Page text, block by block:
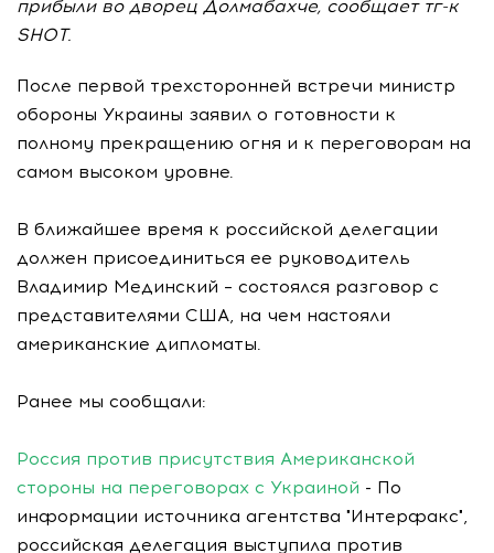
прибыли во дворец Долмабахче, сообщает тг-к
SHOT.
После первой трехсторонней встречи министр
обороны Украины заявил о готовности к
полному прекращению огня и к переговорам на
самом высоком уровне.
В ближайшее время к российской делегации
должен присоединиться ее руководитель
Владимир Мединский – состоялся разговор с
представителями США, на чем настояли
американские дипломаты.
Ранее мы сообщали:
Россия против присутствия Американской
стороны на переговорах с Украиной - По
информации источника агентства "Интерфакс",
российская делегация выступила против